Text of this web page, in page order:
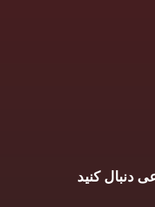
دنبال کنید